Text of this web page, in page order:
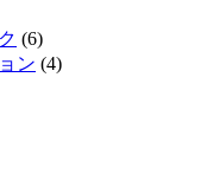
(6)
ン (4)